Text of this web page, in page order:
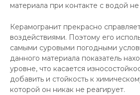
материала при контакте с водой
Керамогранит прекрасно
воздействиями. Поэтому его
самыми суровыми погодными
данного материала показатель
уровне, что касается
добавить и стойкость к
которой он никак не реагирует.